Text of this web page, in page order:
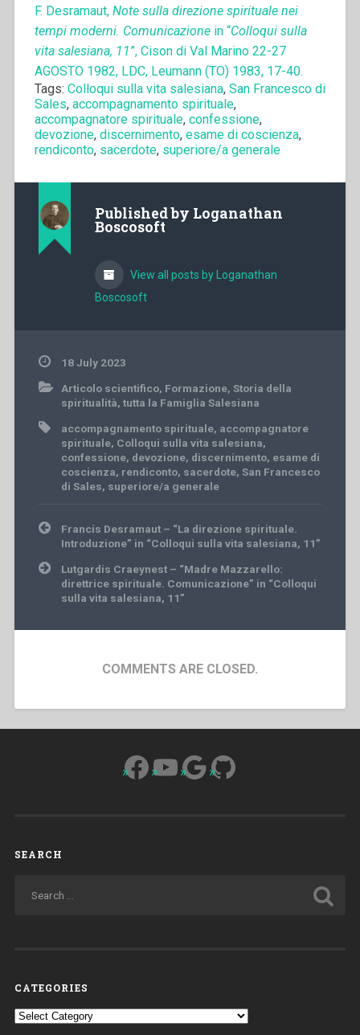
F. Desramaut, Note sulla direzione spirituale nei
tempi moderni. Comunicazionein “Colloqui sulla
vita salesiana, 11”, Cison di Val Marino 22-27
AGOSTO 1982, LDC, Leumann (TO) 1983, 17-40.
Tags: Colloqui sulla vita salesiana, San Francesco di
Sales, accompagnamento spirituale,
accompagnatore spirituale, confessione,
devozione, discernimento, esame di coscienza,
rendiconto, sacerdote, superiore/a generale
Published by Loganathan
Boscosoft
View all posts by Loganathan
Boscosoft
18 July 2023
Articolo scientifico, Formazione, Storia della
spiritualità, tutta la Famiglia Salesiana
accompagnamento spirituale, accompagnatore
spirituale, Colloqui sulla vita salesiana,
confessione, devozione, discernimento, esame di
coscienza, rendiconto, sacerdote, San Francesco
di Sales, superiore/a generale
Post
navigation
Francis Desramaut – “La direzione spirituale.
Introduzione” in “Colloqui sulla vita salesiana, 11”
Lutgardis Craeynest – “Madre Mazzarello:
direttrice spirituale. Comunicazione” in “Colloqui
sulla vita salesiana, 11”
COMMENTS ARE CLOSED.
Facebook
YouTube
Google
GitHub
SEARCH
CATEGORIES
Categories